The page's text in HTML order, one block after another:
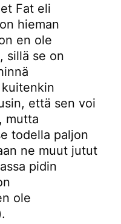
Fat eli
on hieman
en ole
sillä se on
että sen voi
mutta
todella paljon
ne muut jutut
pidin
ole